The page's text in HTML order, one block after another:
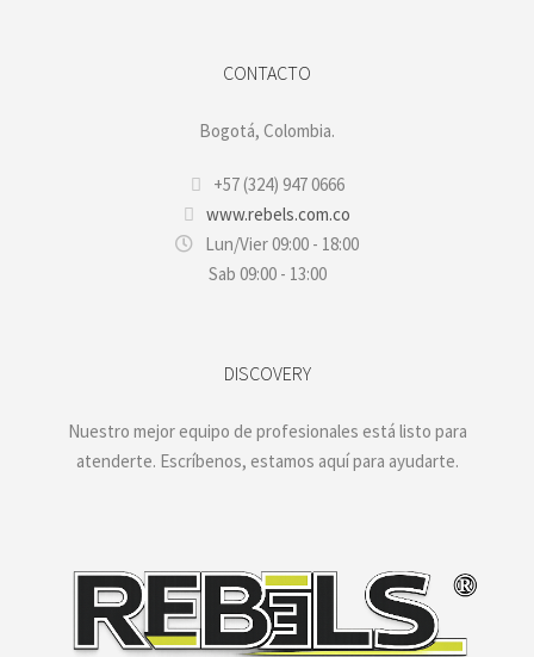
CONTACTO
Bogotá, Colombia.
+57 (324) 947 0666
www.rebels.com.co
Lun/Vier 09:00 - 18:00
Sab 09:00 - 13:00
DISCOVERY
Nuestro mejor equipo de profesionales está listo para
atenderte. Escríbenos, estamos aquí para ayudarte.